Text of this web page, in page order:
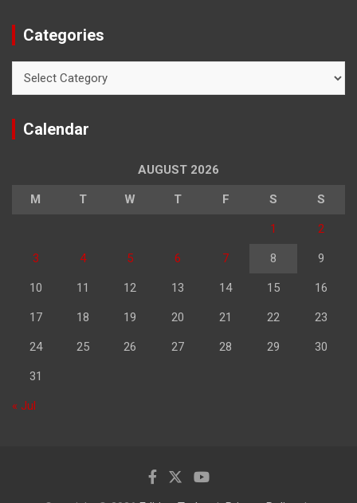
Categories
Calendar
AUGUST 2026
M T W T F S S
1 2
3 4 5 6 7 8 9
10 11 12 13 14 15 16
17 18 19 20 21 22 23
24 25 26 27 28 29 30
31
« Jul